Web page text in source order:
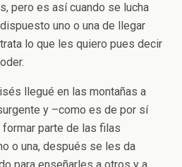
pero es así cuando se lucha
uno o una de llegar
lo que les quiero pues decir
llegué en las montañas a
y –como es de por sí
formar parte de las filas
o una, después se les da